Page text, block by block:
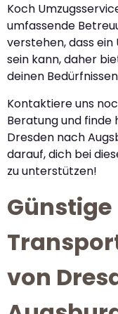
Koch
umfassende
verstehen, dass ein
sein kann, daher
deinen
Kontaktiere uns
Beratung und finde
Dresden nach
darauf, dich bei
zu unterstützen!
Günstige
von